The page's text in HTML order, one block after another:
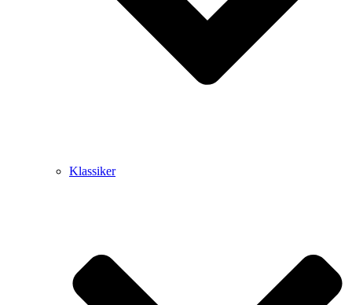
Klassiker